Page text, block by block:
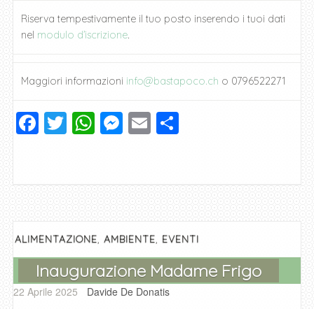
Riserva tempestivamente il tuo posto inserendo i tuoi dati
nel modulo d’iscrizione.
Maggiori informazioni info@bastapoco.ch o 0796522271
F
o
o
k
T W
p
p
M
g
er
E C
di
ALIMENTAZIONE, AMBIENTE, EVENTI
Inaugurazione Madame Frigo
22 Aprile 2025 Davide De Donatis